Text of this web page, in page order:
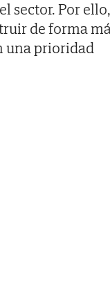
sector. Por ello,
de forma
una prioridad